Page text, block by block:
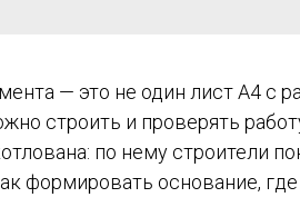
— это не один лист А4 с
строить и проверять
по нему строители
формировать основание,